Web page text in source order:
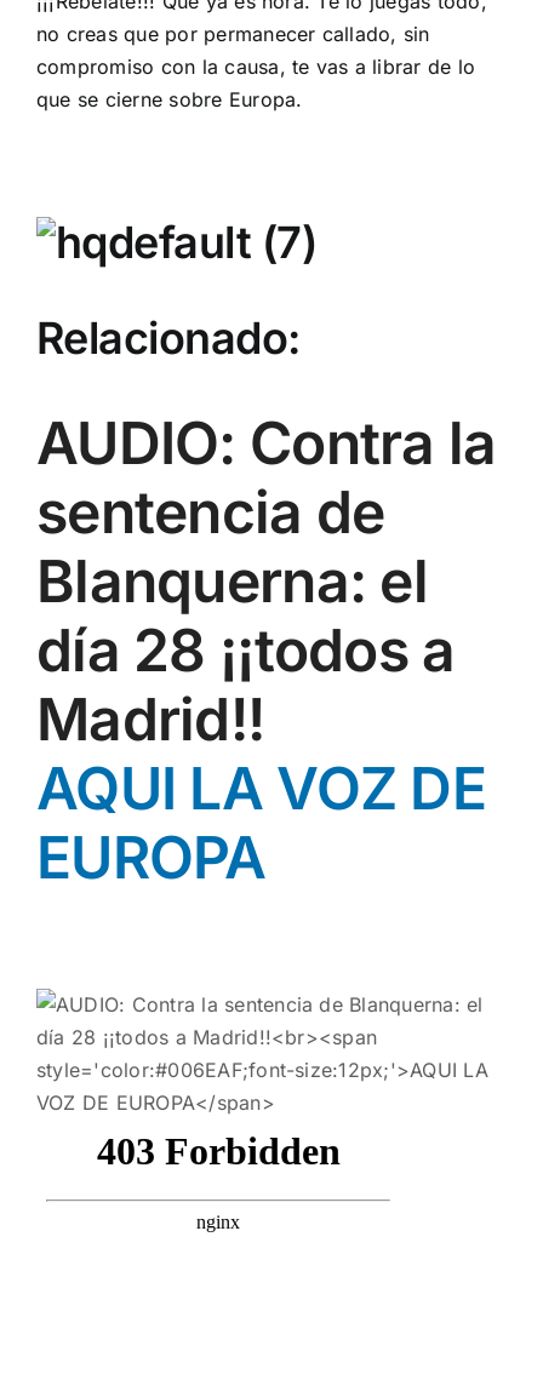
no creas que por permanecer callado, sin
compromiso con la causa, te vas a librar de lo
que se cierne sobre Europa.
Relacionado:
AUDIO: Contra la
sentencia de
Blanquerna: el
día 28 ¡¡todos a
Madrid!!
AQUI LA VOZ DE
EUROPA